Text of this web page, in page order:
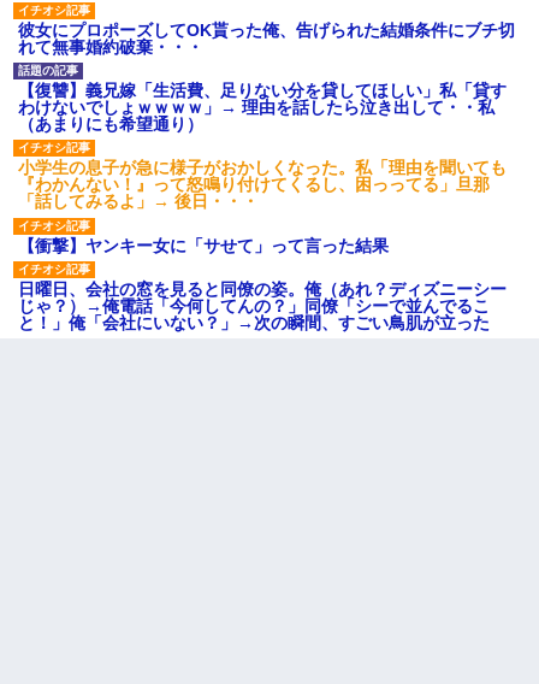
彼女にプロポーズしてOK貰った俺、告げられた結婚条件にブチ切
れて無事婚約破棄・・・
【復讐】義兄嫁「生活費、足りない分を貸してほしい」私「貸す
わけないでしょｗｗｗｗ」→ 理由を話したら泣き出して・・私
（あまりにも希望通り）
小学生の息子が急に様子がおかしくなった。私「理由を聞いても
『わかんない！』って怒鳴り付けてくるし、困っってる」旦那
「話してみるよ」→ 後日・・・
【衝撃】ヤンキー女に「サせて」って言った結果
日曜日、会社の窓を見ると同僚の姿。俺（あれ？ディズニーシー
じゃ？）→俺電話「今何してんの？」同僚「シーで並んでるこ
と！」俺「会社にいない？」→次の瞬間、すごい鳥肌が立った